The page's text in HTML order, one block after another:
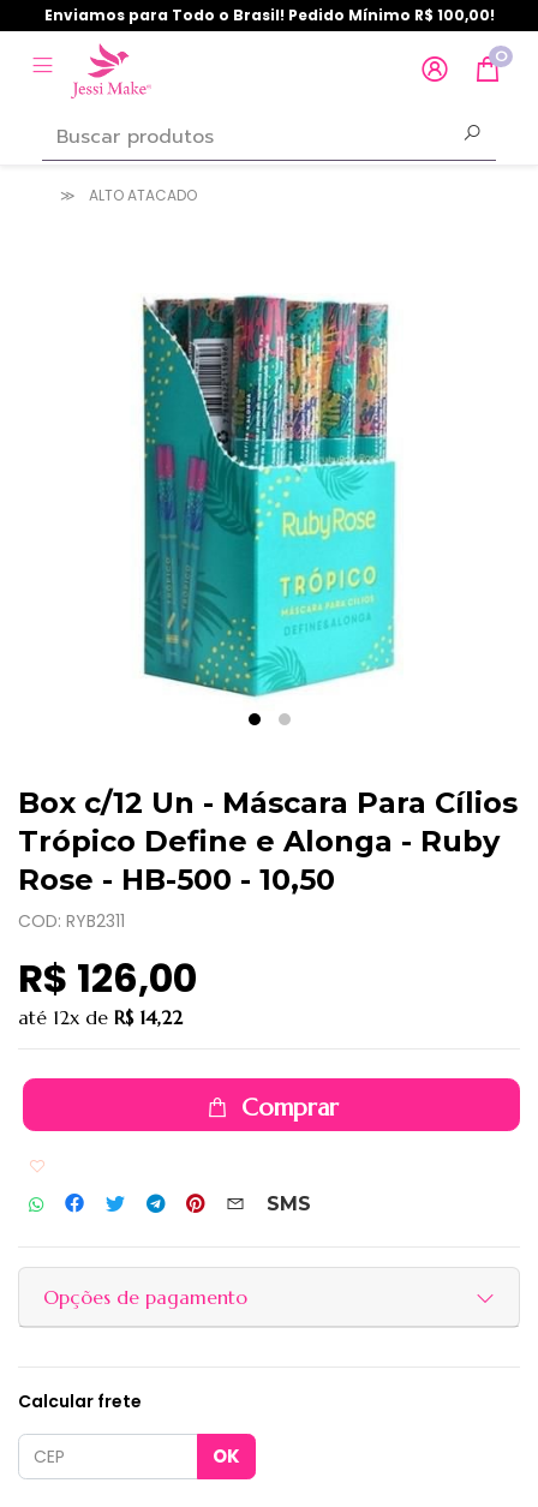
Enviamos para Todo o Brasil! Pedido Mínimo R$ 100,00!
0
ALTO ATACADO
Box c/12 Un - Máscara Para Cílios
Trópico Define e Alonga - Ruby
Rose - HB-500 - 10,50
COD: RYB2311
R$ 126,00
até 12x de R$ 14,22
Comprar
SMS
Opções de pagamento
Calcular frete